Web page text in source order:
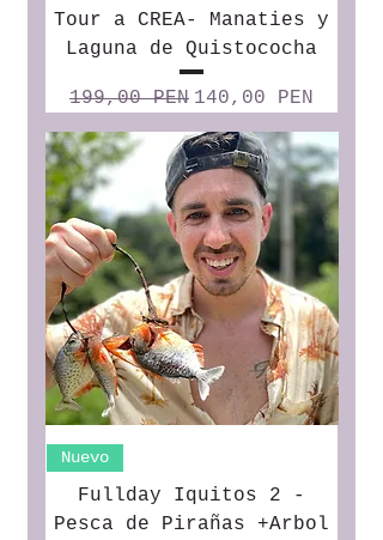
Tour a CREA- Manaties y
Laguna de Quistococha
Precio
199,00 PEN Precio de oferta
140,00 PEN
Nuevo
Fullday Iquitos 2 -
Pesca de Pirañas +Arbol